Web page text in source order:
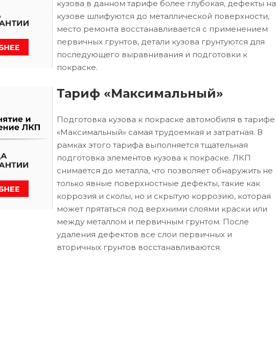
кузова в данном тарифе более глубокая, дефекты на
кузове шлифуются до металлической поверхности,
место ремонта восстанавливается с применением
первичных грунтов, детали кузова грунтуются для
последующего выравнивания и подготовки к
покраске.
Тариф «Максимальный»
Подготовка кузова к покраске автомобиля в тарифе
«Максимальный» самая трудоемкая и затратная. В
рамках этого тарифа выполняется тщательная
подготовка элементов кузова к покраске. ЛКП
снимается до металла, что позволяет обнаружить не
только явные поверхностные дефекты, такие как
коррозия и сколы, но и скрытую коррозию, которая
может прятаться под верхними слоями краски или
между металлом и первичным грунтом. После
удаления дефектов все слои первичных и
вторичных грунтов восстанавливаются.